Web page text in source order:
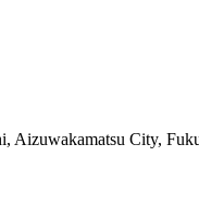
Aizuwakamatsu City,